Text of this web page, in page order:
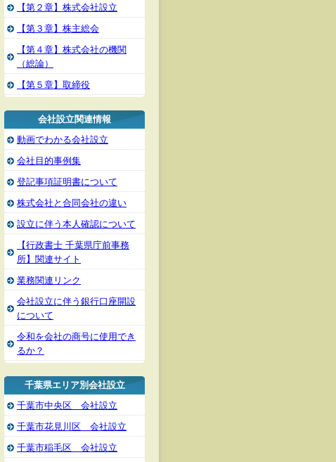
【第２章】株式会社設立
【第３章】株主総会
【第４章】株式会社の機関
（総論）
【第５章】取締役
会社設立関連情報
動画でわかる会社設立
会社目的事例集
登記事項証明書について
株式会社と合同会社の違い
設立に伴う本人確認について
【行政書士 千葉県庁前事務
所】関連サイト
業務関連リンク
会社設立に伴う銀行口座開設
について
令和を会社の商号に使用でき
るか？
千葉県エリア別会社設立
千葉市中央区 会社設立
千葉市花見川区 会社設立
千葉市稲毛区 会社設立